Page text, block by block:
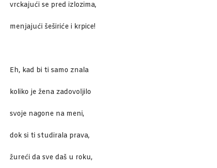
vrckajući se pred izlozima,
menjajući šeširiće i krpice!
Eh, kad bi ti samo znala
koliko je žena zadovoljilo
svoje nagone na meni,
dok si ti studirala prava,
žureći da sve daš u roku,